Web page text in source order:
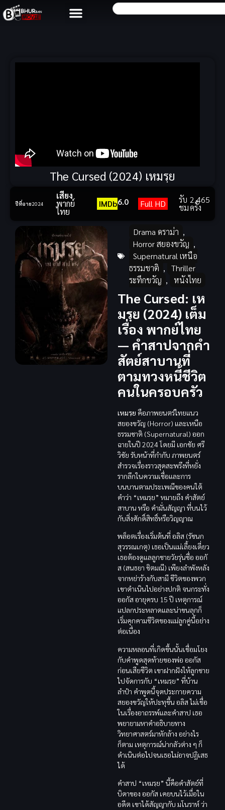
The Cursed (2024) เหมรฺย
ปีที่ฉาย2024
เสียง
พากย์
ไทย
IMDb6.0 Full HD รับ
ชม
2,465
ครั้ง
Drama ดราม่า ,
Horror สยองขวัญ ,
Supernatural เหนือ
ธรรมชาติ ,
Thriller
ระทึกขวัญ , หนังไทย
The Cursed: เห
มรฺย (2024) เต็ม
เรื่อง พากย์ไทย
— คำสาปจากคำ
สัตย์สาบานที่
ตามทวงหนี้ชีวิต
คนในครอบครัว
เหมรฺย คือภาพยนตร์ไทยแนว
สยองขวัญ (Horror) และเหนือ
ธรรมชาติ (Supernatural) ออก
ฉายในปี 2024 โดยมี เอกชัย ศรี
วิชัย รับหน้าที่กำกับ ภาพยนตร์
สำรวจเรื่องราวสุดสะพรึงที่หยั่ง
รากลึกในความเชื่อและการ
บนบานตามประเพณีของคนใต้
คำว่า “เหมรฺย” หมายถึง คำสัตย์
สาบาน หรือ คำมั่นสัญญา ที่บนไว้
กับสิ่งศักดิ์สิทธิ์หรือวิญญาณ
พล็อตเรื่องเริ่มต้นที่ อลิส (รัชนก
สุวรรณเกตุ) เธอเป็นแม่เลี้ยงเดี่ยว
เธอต้องดูแลลูกชายวัยรุ่นชื่อ ออกั
ส (สนธยา ชิตมณี) เพียงลำพังหลัง
จากหย่าร้างกับสามี ชีวิตของพวก
เขาดำเนินไปอย่างปกติ จนกระทั่ง
ออกัส อายุครบ 15 ปี เหตุการณ์
แปลกประหลาดและน่าขนลุกก็
เริ่มคุกคามชีวิตของแม่ลูกคู่นี้อย่าง
ต่อเนื่อง
ความหลอนที่เกิดขึ้นนั้นเชื่อมโยง
กับคำพูดสุดท้ายของพ่อ ออกัส
ก่อนเสียชีวิต เขาฝากฝังให้ลูกชาย
ไปจัดการกับ “เหมรฺย” ที่บ้าน
ลำปำ คำพูดนี้จุดประกายความ
สยองขวัญให้ปะทุขึ้น อลิส ไม่เชื่อ
ในเรื่องอาถรรพ์และคำสาป เธอ
พยายามหาคำอธิบายทาง
วิทยาศาสตร์มาหักล้าง อย่างไร
ก็ตาม เหตุการณ์น่ากลัวต่าง ๆ ก็
ดำเนินต่อไปจนเธอไม่อาจปฏิเสธ
ได้
คำสาป “เหมรฺย” นี้คือคำสัตย์ที่
บิดาของ ออกัส เคยบนไว้เมื่อใน
อดีต เขาได้สัญญากับ มโนราห์ ว่า